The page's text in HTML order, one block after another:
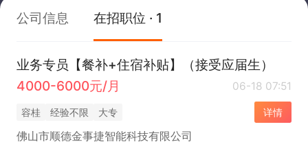
公司信息 在招职位 · 1
业务专员【餐补+住宿补贴】（接受应届生）
4000-6000元/月
06-18 07:51
容桂 经验不限 大专 详情
佛山市顺德金事捷智能科技有限公司